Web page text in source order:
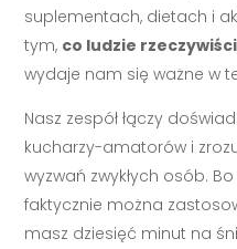
suplementach, dietach i
tym, co ludzie
wydaje nam się ważne w
Nasz zespół łączy
kucharzy-amatorów i
wyzwań zwykłych osób.
faktycznie można
masz dziesięć minut na